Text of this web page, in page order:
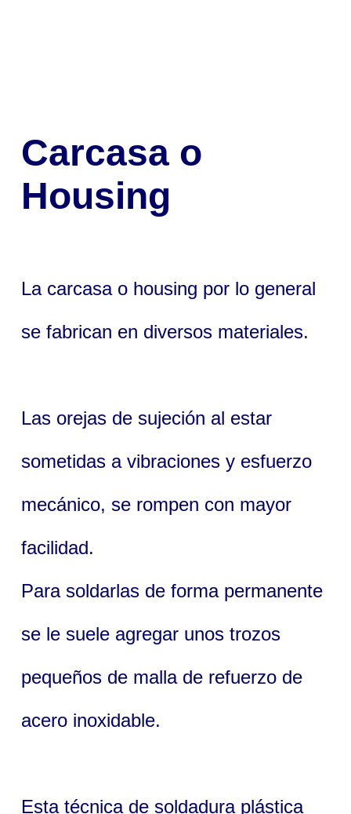
Carcasa o
Housing
La carcasa o housing por lo general
se fabrican en diversos materiales.
Las orejas de sujeción al estar
sometidas a vibraciones y esfuerzo
mecánico, se rompen con mayor
facilidad.
Para soldarlas de forma permanente
se le suele agregar unos trozos
pequeños de malla de refuerzo de
acero inoxidable.
Esta técnica de soldadura plástica